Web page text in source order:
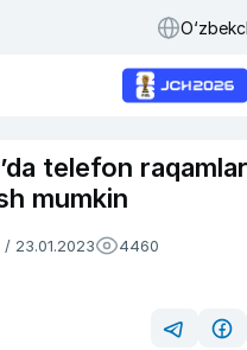
telefon
mumkin
/ 23.01.2023 4460